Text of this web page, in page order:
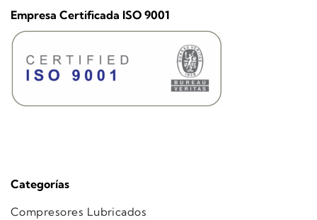
Categorías
Compresores Lubricados
Empresa Certificada ISO 9001